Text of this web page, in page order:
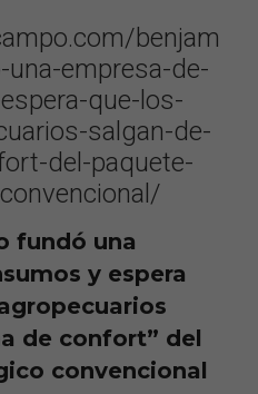
benjam
empresa-de-
que-los-
salgan-de-
del-paquete-
fundó una
y espera
de confort” del
convencional